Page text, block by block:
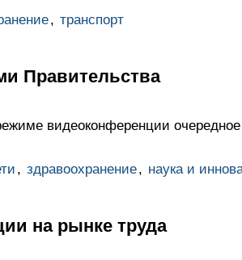
, транспорт
Правительства
видеоконференции
, здравоохранение, наука и
на рынке труда